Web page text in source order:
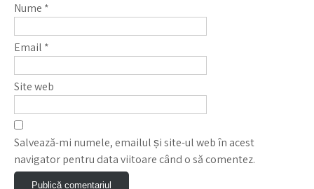
Nume *
Email *
Site web
Salvează-mi numele, emailul și site-ul web în acest
navigator pentru data viitoare când o să comentez.